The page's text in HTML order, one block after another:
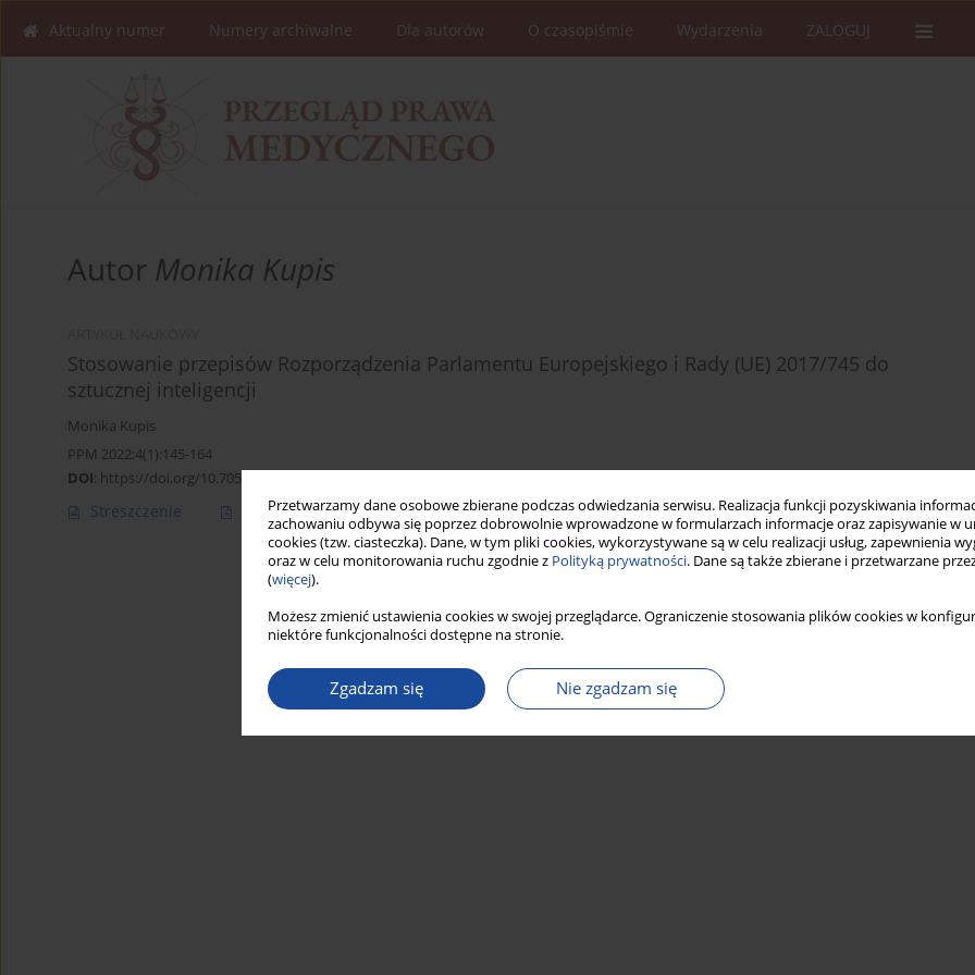
Przetwarzamy dane osobowe zbierane podczas odwiedzania serwisu. Realizacja funkcji pozyskiwania
zachowaniu odbywa się poprzez dobrowolnie wprowadzone w formularzach informacje oraz zapisywanie w
cookies (tzw. ciasteczka). Dane, w tym pliki cookies, wykorzystywane są w celu realizacji usług, zapewnienia
oraz w celu monitorowania ruchu zgodnie z Polityką prywatności. Dane są także zbierane i przetwarzane
(więcej).
Możesz zmienić ustawienia cookies w swojej przeglądarce. Ograniczenie stosowania plików cookies w
niektóre funkcjonalności dostępne na stronie.
Zgadzam się Nie zgadzam się
Aktualny numer Numery archiwalne Dla autorów O czasopiśmie Wydarzenia ZALOGUJ
Autor Monika Kupis
Stosowanie przepisów Rozporządzenia Parlamentu Europejskiego i Rady (UE) 2017/745 do
sztucznej inteligencji
Monika Kupis
PPM 2022;4(1):145-164
DOI: https://doi.org/10.70537/ksdj4753
Streszczenie Artykuł(PDF) Statystyki